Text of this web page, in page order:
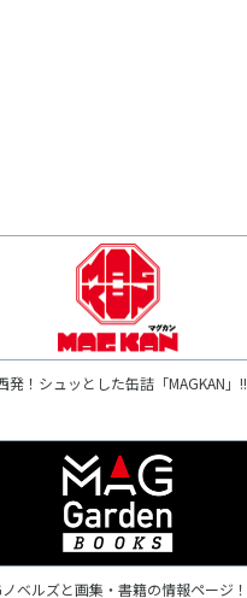
発！シュッとした缶詰「MAGKAN」!!
ノベルズと画集・書籍の情報ページ！